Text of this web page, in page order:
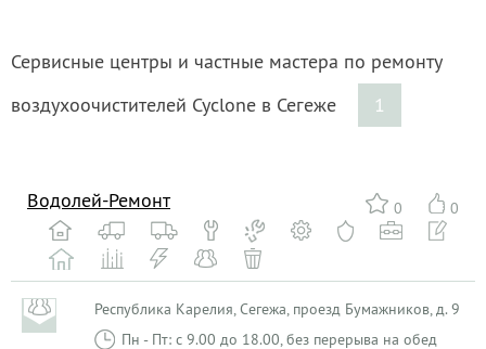
Сервисные центры и частные мастера по ремонту
воздухоочистителей Cyclone в Сегеже
1
0 0
Водолей-Ремонт
Республика Карелия, Сегежа, проезд Бумажников, д. 9
Пн - Пт: с 9.00 до 18.00, без перерыва на обед